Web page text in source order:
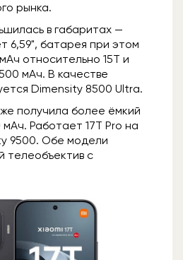
рынка.
в габаритах —
6,59", батарея при этом
относительно 15T и
мАч. В качестве
Dimensity 8500 Ultra.
получила более ёмкий
Работает 17T Pro на
9500. Обе модели
телеобъектив с